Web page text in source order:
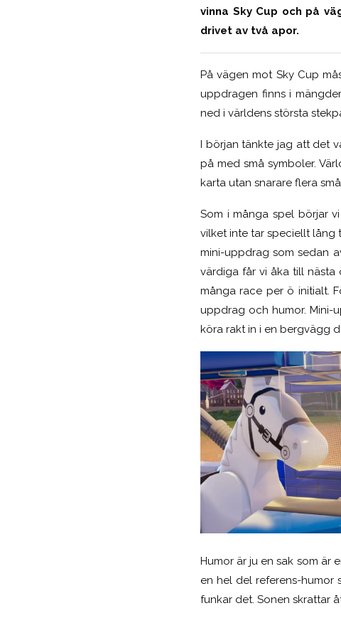
vinna Sky Cup och på
drivet av två apor.
På vägen mot Sky Cup
uppdragen finns i
ned i världens största
I början tänkte jag att det
på med små symboler.
karta utan snarare flera
Som i många spel börjar
vilket inte tar speciellt lång
mini-uppdrag som sedan
värdiga får vi åka till nästa
många race per ö initialt.
uppdrag och humor. Mini-
köra rakt in i en bergvägg
Humor är ju en sak som är
en hel del referens-humor
funkar det. Sonen skrattar